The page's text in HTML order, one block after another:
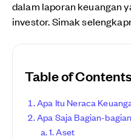
dalam laporan keuangan
investor. Simak
Table of Contents
Apa Itu Neraca
Apa Saja Bagian-
1. Aset